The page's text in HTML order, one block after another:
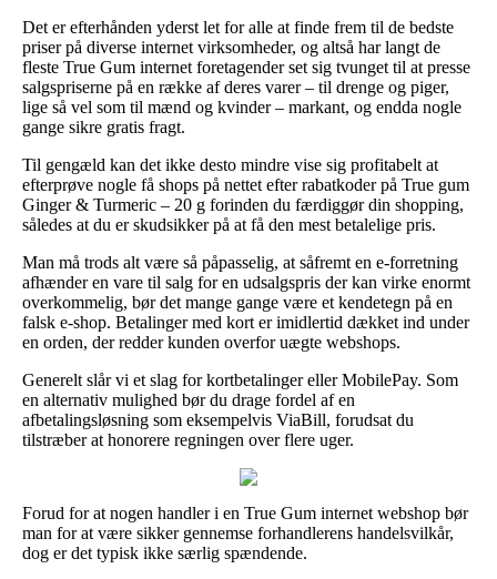
Det er efterhånden yderst let for alle at finde frem til de bedste
priser på diverse internet virksomheder, og altså har langt de
fleste True Gum internet foretagender set sig tvunget til at presse
salgspriserne på en række af deres varer – til drenge og piger,
lige så vel som til mænd og kvinder – markant, og endda nogle
gange sikre gratis fragt.
Til gengæld kan det ikke desto mindre vise sig profitabelt at
efterprøve nogle få shops på nettet efter rabatkoder på True gum
Ginger & Turmeric – 20 g forinden du færdiggør din shopping,
således at du er skudsikker på at få den mest betalelige pris.
Man må trods alt være så påpasselig, at såfremt en e-forretning
afhænder en vare til salg for en udsalgspris der kan virke enormt
overkommelig, bør det mange gange være et kendetegn på en
falsk e-shop. Betalinger med kort er imidlertid dækket ind under
en orden, der redder kunden overfor uægte webshops.
Generelt slår vi et slag for kortbetalinger eller MobilePay. Som
en alternativ mulighed bør du drage fordel af en
afbetalingsløsning som eksempelvis ViaBill, forudsat du
tilstræber at honorere regningen over flere uger.
Forud for at nogen handler i en True Gum internet webshop bør
man for at være sikker gennemse forhandlerens handelsvilkår,
dog er det typisk ikke særlig spændende.